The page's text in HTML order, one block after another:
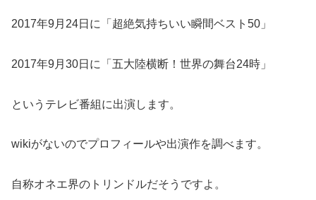
2017年9月24日に「超絶気持ちいい瞬間ベスト50」
2017年9月30日に「五大陸横断！世界の舞台24時」
というテレビ番組に出演します。
wikiがないのでプロフィールや出演作を調べます。
自称オネエ界のトリンドルだそうですよ。